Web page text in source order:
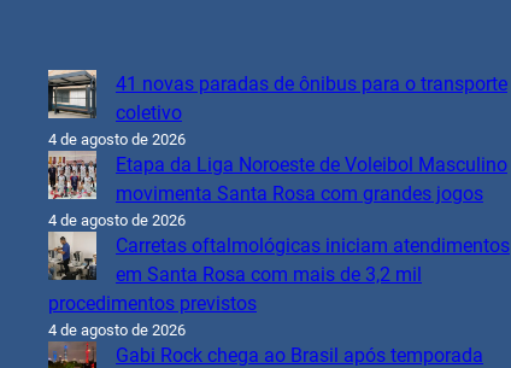
41 novas paradas de ônibus para o transporte
coletivo
4 de agosto de 2026
Etapa da Liga Noroeste de Voleibol Masculino
movimenta Santa Rosa com grandes jogos
4 de agosto de 2026
Carretas oftalmológicas iniciam atendimentos
em Santa Rosa com mais de 3,2 mil
procedimentos previstos
4 de agosto de 2026
Gabi Rock chega ao Brasil após temporada